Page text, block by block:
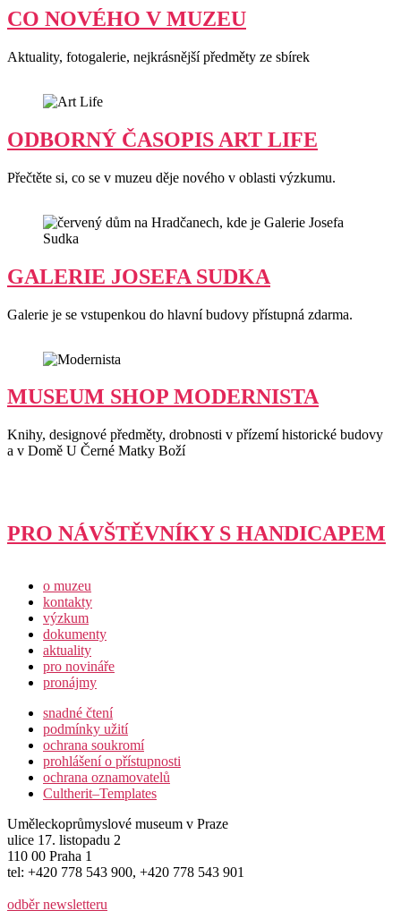
CO NOVÉHO V MUZEU
Aktuality, fotogalerie, nejkrásnější předměty ze sbírek
ODBORNÝ ČASOPIS ART LIFE
Přečtěte si, co se v muzeu děje nového v oblasti výzkumu.
GALERIE JOSEFA SUDKA
Galerie je se vstupenkou do hlavní budovy přístupná zdarma.
MUSEUM SHOP MODERNISTA
Knihy, designové předměty, drobnosti v přízemí historické budovy
a v Domě U Černé Matky Boží
PRO NÁVŠTĚVNÍKY S HANDICAPEM
o muzeu
kontakty
výzkum
dokumenty
aktuality
pro novináře
pronájmy
snadné čtení
podmínky užití
ochrana soukromí
prohlášení o přístupnosti
ochrana oznamovatelů
Cultherit–Templates
Uměleckoprůmyslové museum v Praze
ulice 17. listopadu 2
110 00 Praha 1
tel: +420 778 543 900, +420 778 543 901
odběr newsletteru